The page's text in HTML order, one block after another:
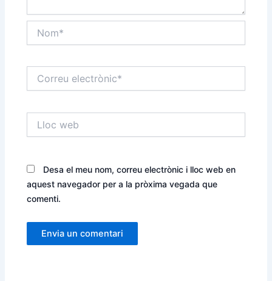
electrònic*
web
Desa el meu nom, correu electrònic i lloc web en
aquest navegador per a la pròxima vegada que
comenti.